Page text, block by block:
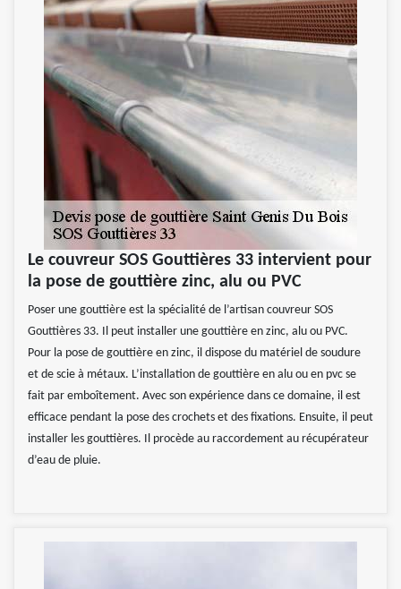
Le couvreur SOS Gouttières 33 intervient pour
la pose de gouttière zinc, alu ou PVC
Poser une gouttière est la spécialité de l’artisan couvreur SOS
Gouttières 33. Il peut installer une gouttière en zinc, alu ou PVC.
Pour la pose de gouttière en zinc, il dispose du matériel de soudure
et de scie à métaux. L’installation de gouttière en alu ou en pvc se
fait par emboîtement. Avec son expérience dans ce domaine, il est
efficace pendant la pose des crochets et des fixations. Ensuite, il peut
installer les gouttières. Il procède au raccordement au récupérateur
d’eau de pluie.